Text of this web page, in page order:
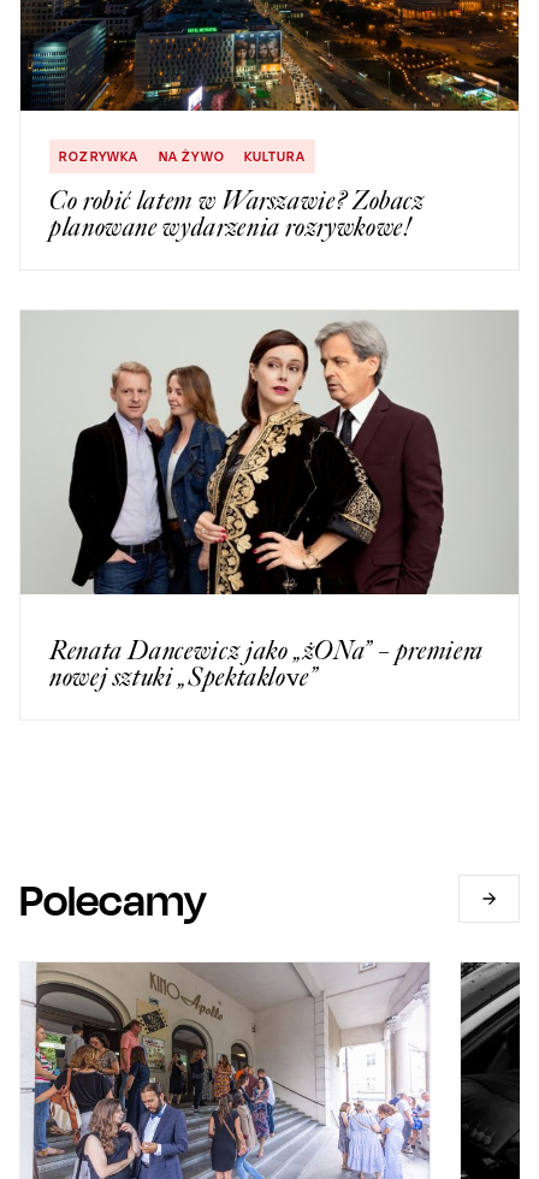
ROZRYWKA NA ŻYWO KULTURA
Co robić latem w Warszawie? Zobacz
planowane wydarzenia rozrywkowe!
Renata Dancewicz jako „żONa” – premiera
nowej sztuki „Spektaklove”
Polecamy